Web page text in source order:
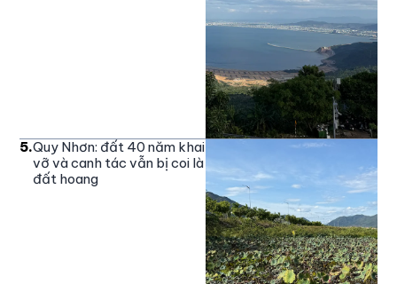
5.Quy Nhơn: đất 40 năm khai
vỡ và canh tác vẫn bị coi là
đất hoang